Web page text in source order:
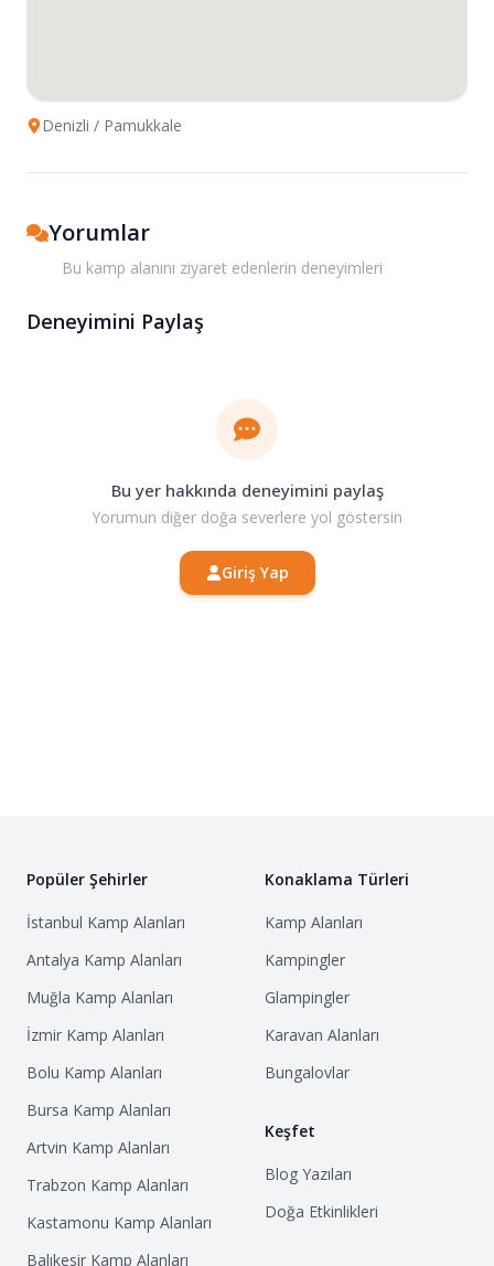
Denizli / Pamukkale
Yorumlar
Bu kamp alanını ziyaret edenlerin deneyimleri
Deneyimini Paylaş
Bu yer hakkında deneyimini paylaş
Yorumun diğer doğa severlere yol göstersin
Giriş Yap
Popüler Şehirler
İstanbul Kamp Alanları
Antalya Kamp Alanları
Muğla Kamp Alanları
İzmir Kamp Alanları
Bolu Kamp Alanları
Bursa Kamp Alanları
Artvin Kamp Alanları
Trabzon Kamp Alanları
Kastamonu Kamp Alanları
Balıkesir Kamp Alanları
Konaklama Türleri
Kamp Alanları
Kampingler
Glampingler
Karavan Alanları
Bungalovlar
Keşfet
Blog Yazıları
Doğa Etkinlikleri